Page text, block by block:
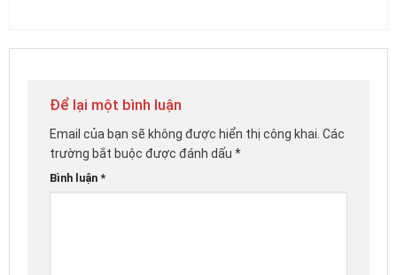
Để lại một bình luận
Email của bạn sẽ không được hiển thị công khai. Các
trường bắt buộc được đánh dấu *
Bình luận *